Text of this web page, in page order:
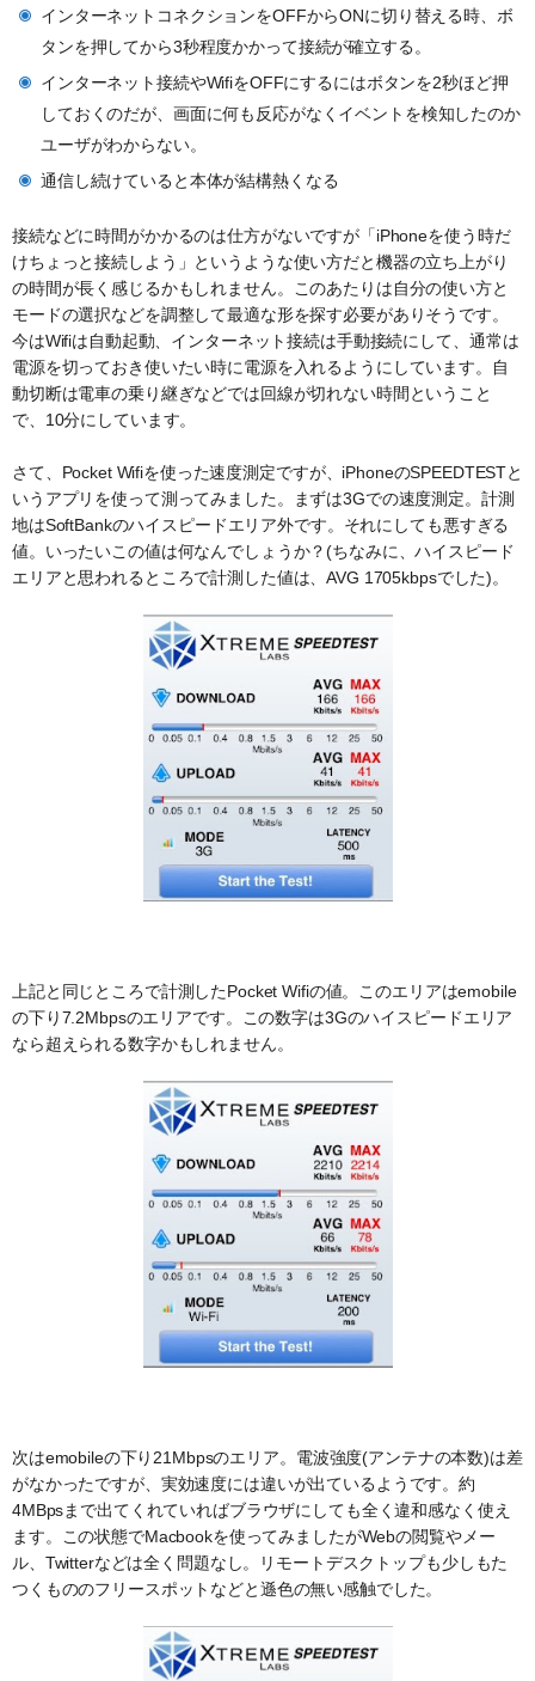
インターネットコネクションをOFFからONに切り替える時、ボ
タンを押してから3秒程度かかって接続が確立する。
インターネット接続やWifiをOFFにするにはボタンを2秒ほど押
しておくのだが、画面に何も反応がなくイベントを検知したのか
ユーザがわからない。
通信し続けていると本体が結構熱くなる
接続などに時間がかかるのは仕方がないですが「iPhoneを使う時だ
けちょっと接続しよう」というような使い方だと機器の立ち上がり
の時間が長く感じるかもしれません。このあたりは自分の使い方と
モードの選択などを調整して最適な形を探す必要がありそうです。
今はWifiは自動起動、インターネット接続は手動接続にして、通常は
電源を切っておき使いたい時に電源を入れるようにしています。自
動切断は電車の乗り継ぎなどでは回線が切れない時間ということ
で、10分にしています。
さて、Pocket Wifiを使った速度測定ですが、iPhoneのSPEEDTESTと
いうアプリを使って測ってみました。まずは3Gでの速度測定。計測
地はSoftBankのハイスピードエリア外です。それにしても悪すぎる
値。いったいこの値は何なんでしょうか？(ちなみに、ハイスピード
エリアと思われるところで計測した値は、AVG 1705kbpsでした)。
上記と同じところで計測したPocket Wifiの値。このエリアはemobile
の下り7.2Mbpsのエリアです。この数字は3Gのハイスピードエリア
なら超えられる数字かもしれません。
次はemobileの下り21Mbpsのエリア。電波強度(アンテナの本数)は差
がなかったですが、実効速度には違いが出ているようです。約
4MBpsまで出てくれていればブラウザにしても全く違和感なく使え
ます。この状態でMacbookを使ってみましたがWebの閲覧やメー
ル、Twitterなどは全く問題なし。リモートデスクトップも少しもた
つくもののフリースポットなどと遜色の無い感触でした。